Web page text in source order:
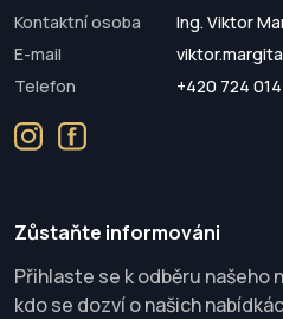
Kontaktní osoba
Ing. Viktor
E-mail
Telefon
+420 724 014
Zůstaňte informováni
Přihlaste se k odběru
kdo se dozví o našich